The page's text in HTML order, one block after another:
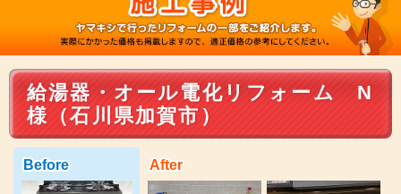
給湯器・オール電化リフォーム N
様（石川県加賀市）
Before After